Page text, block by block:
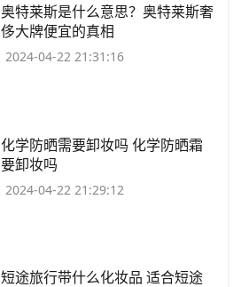
​奥特莱斯是什么意思？奥特莱斯奢
侈大牌便宜的真相
2024-04-22 21:31:16
​化学防晒需要卸妆吗 化学防晒霜
要卸妆吗
2024-04-22 21:29:12
​短途旅行带什么化妆品 适合短途